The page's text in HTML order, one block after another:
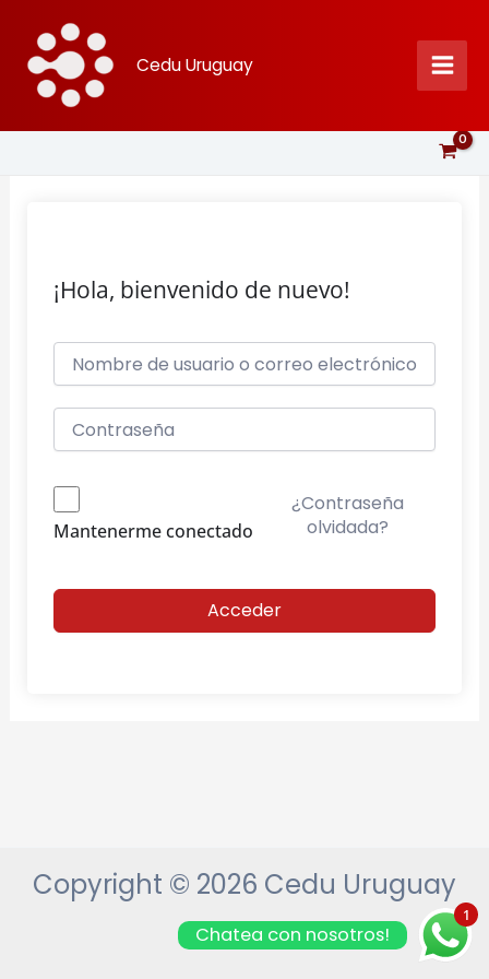
contenido
Cedu Uruguay
¡Hola, bienvenido de nuevo!
Mantenerme conectado
¿Contraseña
olvidada?
Acceder
Copyright © 2026 Cedu Uruguay
1
Chatea con nosotros!